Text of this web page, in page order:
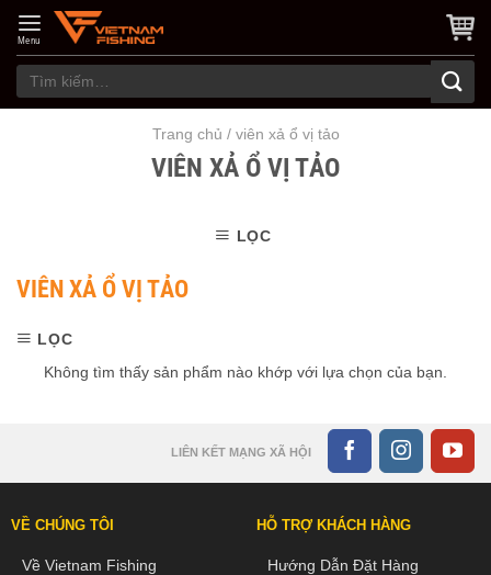
content
Menu
Tìm
kiếm:
Trang chủ / viên xả ổ vị tảo
VIÊN XẢ Ổ VỊ TẢO
LỌC
VIÊN XẢ Ổ VỊ TẢO
LỌC
Không tìm thấy sản phẩm nào khớp với lựa chọn của bạn.
LIÊN KẾT MẠNG XÃ HỘI
VỀ CHÚNG TÔI
Về Vietnam Fishing
HỖ TRỢ KHÁCH HÀNG
Hướng Dẫn Đặt Hàng